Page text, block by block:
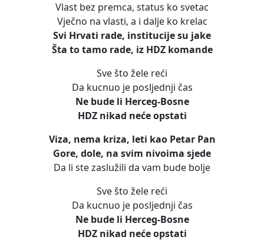
Vlast bez premca, status ko svetac
Vječno na vlasti, a i dalje ko krelac
Svi Hrvati rade, institucije su jake
Šta to tamo rade, iz HDZ komande
Sve što žele reći
Da kucnuo je posljednji čas
Ne bude li Herceg-Bosne
HDZ nikad neće opstati
Viza, nema kriza, leti kao Petar Pan
Gore, dole, na svim nivoima sjede
Da li ste zaslužili da vam bude bolje
Sve što žele reći
Da kucnuo je posljednji čas
Ne bude li Herceg-Bosne
HDZ nikad neće opstati